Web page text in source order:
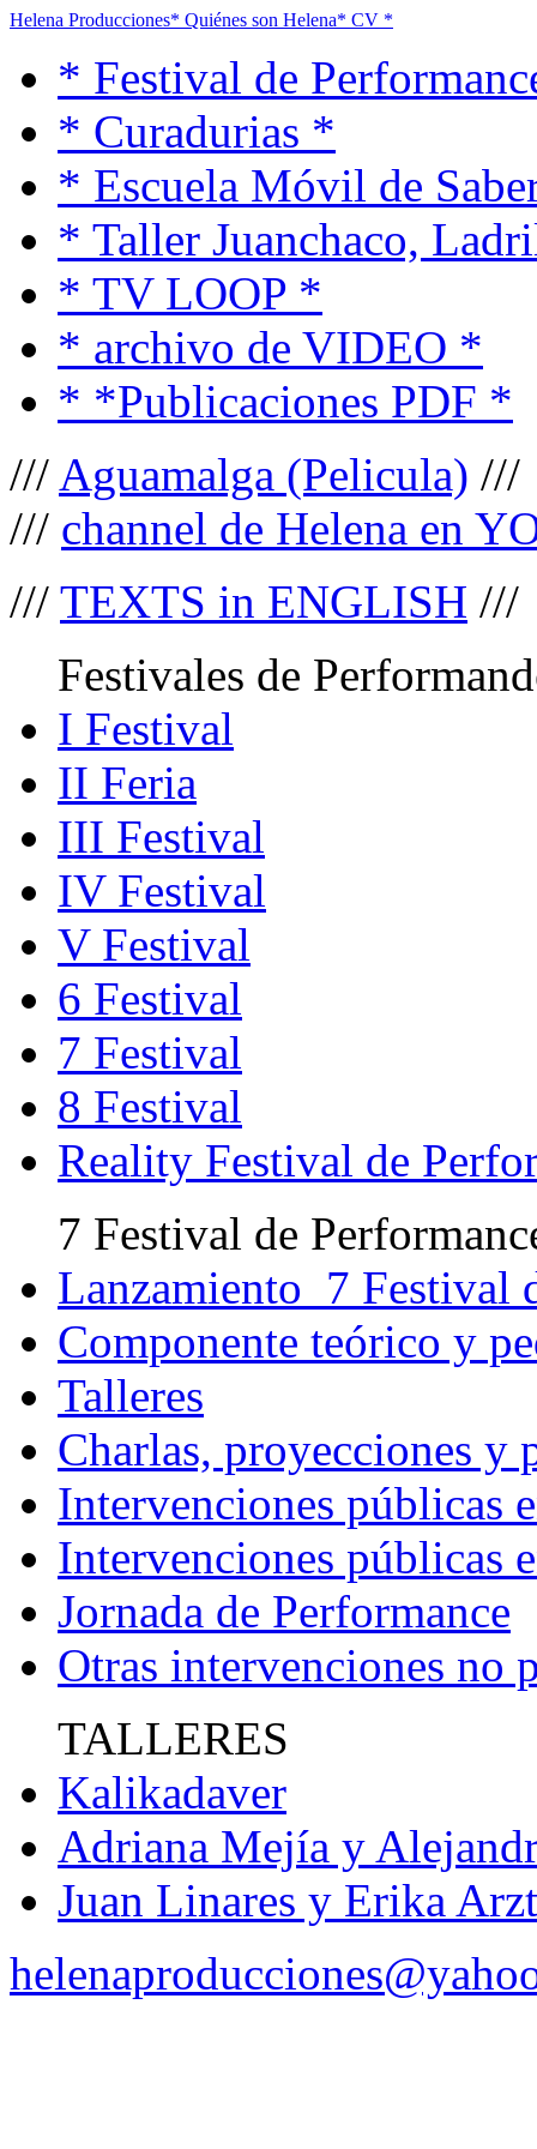
Helena Producciones* Quiénes son Helena* CV *
* Festival de
* Curadurias *
* Escuela Móvil de
* Taller Juanchaco,
* TV LOOP *
* archivo de VIDEO *
* *Publicaciones PDF *
/// Aguamalga (Pelicula) ///
/// channel de Helena en
/// TEXTS in ENGLISH ///
Festivales de
I Festival
II Feria
III Festival
IV Festival
V Festival
6 Festival
7 Festival
8 Festival
Reality Festival de
7 Festival de
Lanzamiento 7 Festival
Componente teórico y
Talleres
Charlas, proyecciones y
Intervenciones públicas
Intervenciones públicas
Jornada de Performance
Otras intervenciones no
TALLERES
Kalikadaver
Adriana Mejía y
Juan Linares y Erika Arzt